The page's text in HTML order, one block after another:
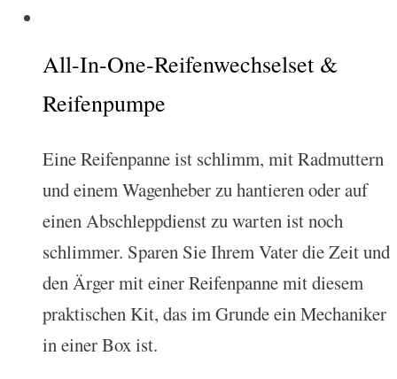
All-In-One-Reifenwechselset &
Reifenpumpe
Eine Reifenpanne ist schlimm, mit Radmuttern
und einem Wagenheber zu hantieren oder auf
einen Abschleppdienst zu warten ist noch
schlimmer. Sparen Sie Ihrem Vater die Zeit und
den Ärger mit einer Reifenpanne mit diesem
praktischen Kit, das im Grunde ein Mechaniker
in einer Box ist.